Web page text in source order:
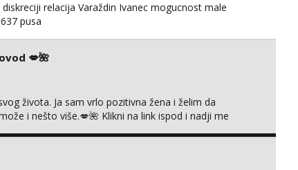
relacija Varaždin Ivanec mogucnost male
pusa
💋🌺
života. Ja sam vrlo pozitivna žena i želim da
i nešto više.💋🌺 Klikni na link ispod i nadji me